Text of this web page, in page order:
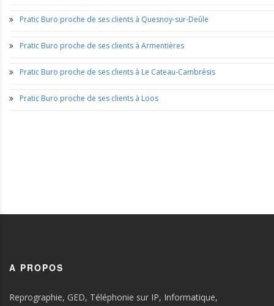
Pratic Buro proche de ses clients à Quesnoy-sur-Deûle
Pratic Buro proche de ses clients à Armentières
Pratic Buro proche de ses clients à Le Cateau-Cambrésis
Pratic Buro proche de ses clients à Loos
A PROPOS
Reprographie, GED, Téléphonie sur IP, Informatique,